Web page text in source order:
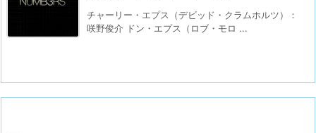
チャーリー・エプス（デビッド・クラムホルツ）：
咲野俊介 ドン・エプス（ロブ・モロ ...